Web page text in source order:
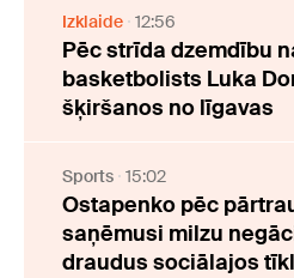
Izklaide 12:56
Pēc strīda dzemdību
basketbolists Luka
šķiršanos no līgavas
Sports 15:02
Ostapenko pēc
saņēmusi milzu
draudus sociālajos